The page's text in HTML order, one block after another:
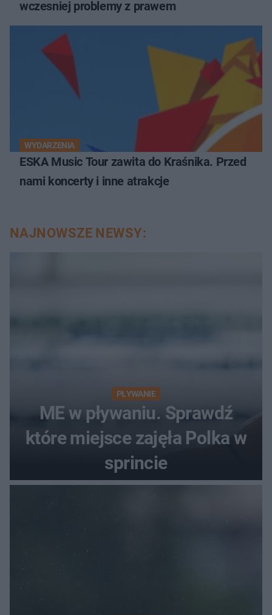
wczesniej problemy z prawem
WYDARZENIA
ESKA Music Tour zawita do Kraśnika. Przed
nami koncerty i inne atrakcje
NAJNOWSZE NEWSY:
PŁYWANIE
ME w pływaniu. Sprawdź
które miejsce zajęła Polka w
sprincie